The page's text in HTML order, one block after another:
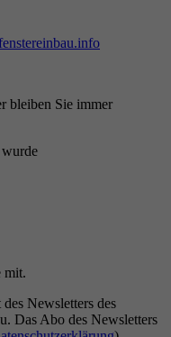
fenstereinbau.info
bleiben Sie immer
wurde
mit.
Newsletters des
Das Abo des Newsletters